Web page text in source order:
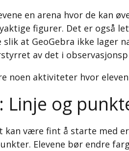
en arena hvor de kan
figurer. Det er også
at GeoGebra ikke lager
av det i
noen aktiviteter hvor
Linje og
kan være fint å starte med
Elevene bør endre